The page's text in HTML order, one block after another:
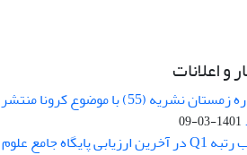
و اعلانات
شماره زمستان نشریه (55) با موضوع کرونا منتشر
1401-03-09
کسب رتبه Q1 در آخرین ارزیابی پایگاه جامع علوم